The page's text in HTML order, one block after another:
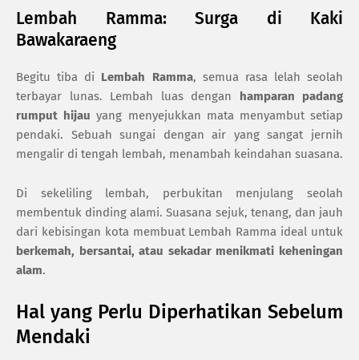
Lembah Ramma: Surga di Kaki
Bawakaraeng
Begitu tiba di Lembah Ramma, semua rasa lelah seolah
terbayar lunas. Lembah luas dengan hamparan padang
rumput hijau yang menyejukkan mata menyambut setiap
pendaki. Sebuah sungai dengan air yang sangat jernih
mengalir di tengah lembah, menambah keindahan suasana.
Di sekeliling lembah, perbukitan menjulang seolah
membentuk dinding alami. Suasana sejuk, tenang, dan jauh
dari kebisingan kota membuat Lembah Ramma ideal untuk
berkemah, bersantai, atau sekadar menikmati keheningan
alam.
Hal yang Perlu Diperhatikan Sebelum
Mendaki